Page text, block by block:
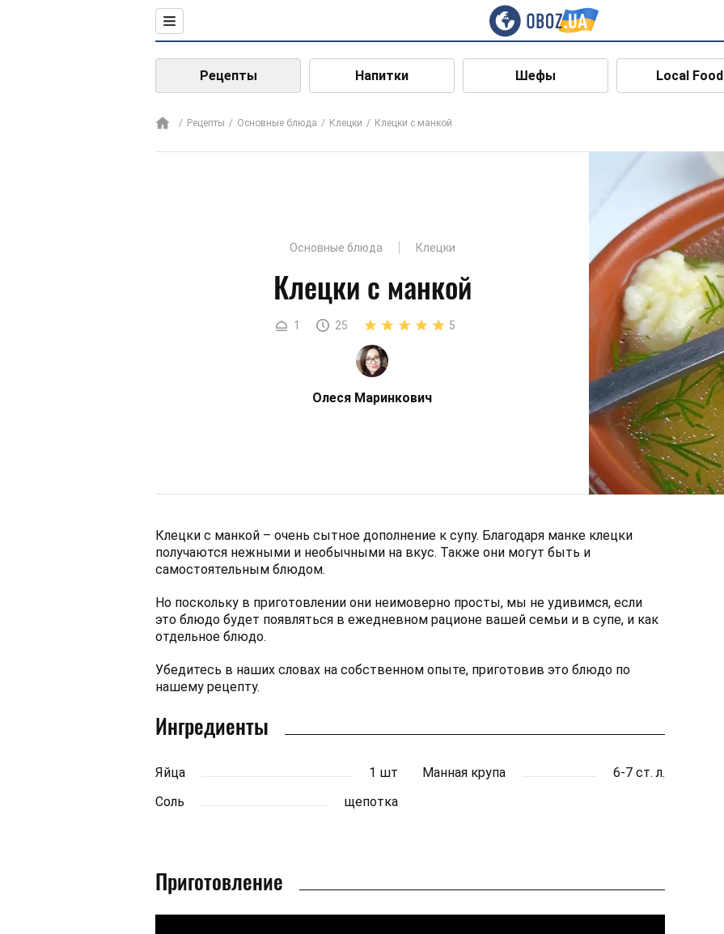
Рецепты Напитки Шефы Local Food
Рецепты Основные блюда Клецки Клецки с манкой
Основные блюда Клецки
Клецки с манкой
1 25 5
Олеся Маринкович
Клецки с манкой – очень сытное дополнение к супу. Благодаря манке клецки
получаются нежными и необычными на вкус. Также они могут быть и
самостоятельным блюдом.
Но поскольку в приготовлении они неимоверно просты, мы не удивимся, если
это блюдо будет появляться в ежедневном рационе вашей семьи и в супе, и как
отдельное блюдо.
Убедитесь в наших словах на собственном опыте, приготовив это блюдо по
нашему рецепту.
Ингредиенты
Яйца 1 шт Манная крупа
6-7 ст. л.
Соль
щепотка
Приготовление